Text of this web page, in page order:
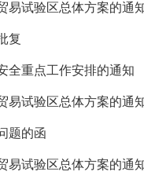
易试验区总体方案的通
复
全重点工作安排的通知
易试验区总体方案的通
题的函
易试验区总体方案的通